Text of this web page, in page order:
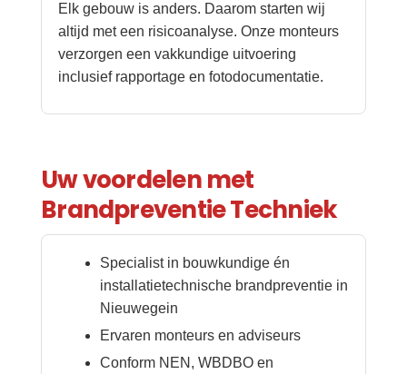
Elk gebouw is anders. Daarom starten wij
altijd met een risicoanalyse. Onze monteurs
verzorgen een vakkundige uitvoering
inclusief rapportage en fotodocumentatie.
Uw voordelen met
Brandpreventie Techniek
Specialist in bouwkundige én
installatietechnische brandpreventie in
Nieuwegein
Ervaren monteurs en adviseurs
Conform NEN, WBDBO en